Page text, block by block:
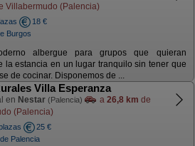
Villabermudo (Palencia)
18 €
Burgos
albergue para grupos que quieran
la estancia en un lugar tranquilo sin tener que
de cocinar. Disponemos de ...
Villa Esperanza
en Nestar (Palencia) a 26,8 km de
(Palencia)
25 €
Palencia